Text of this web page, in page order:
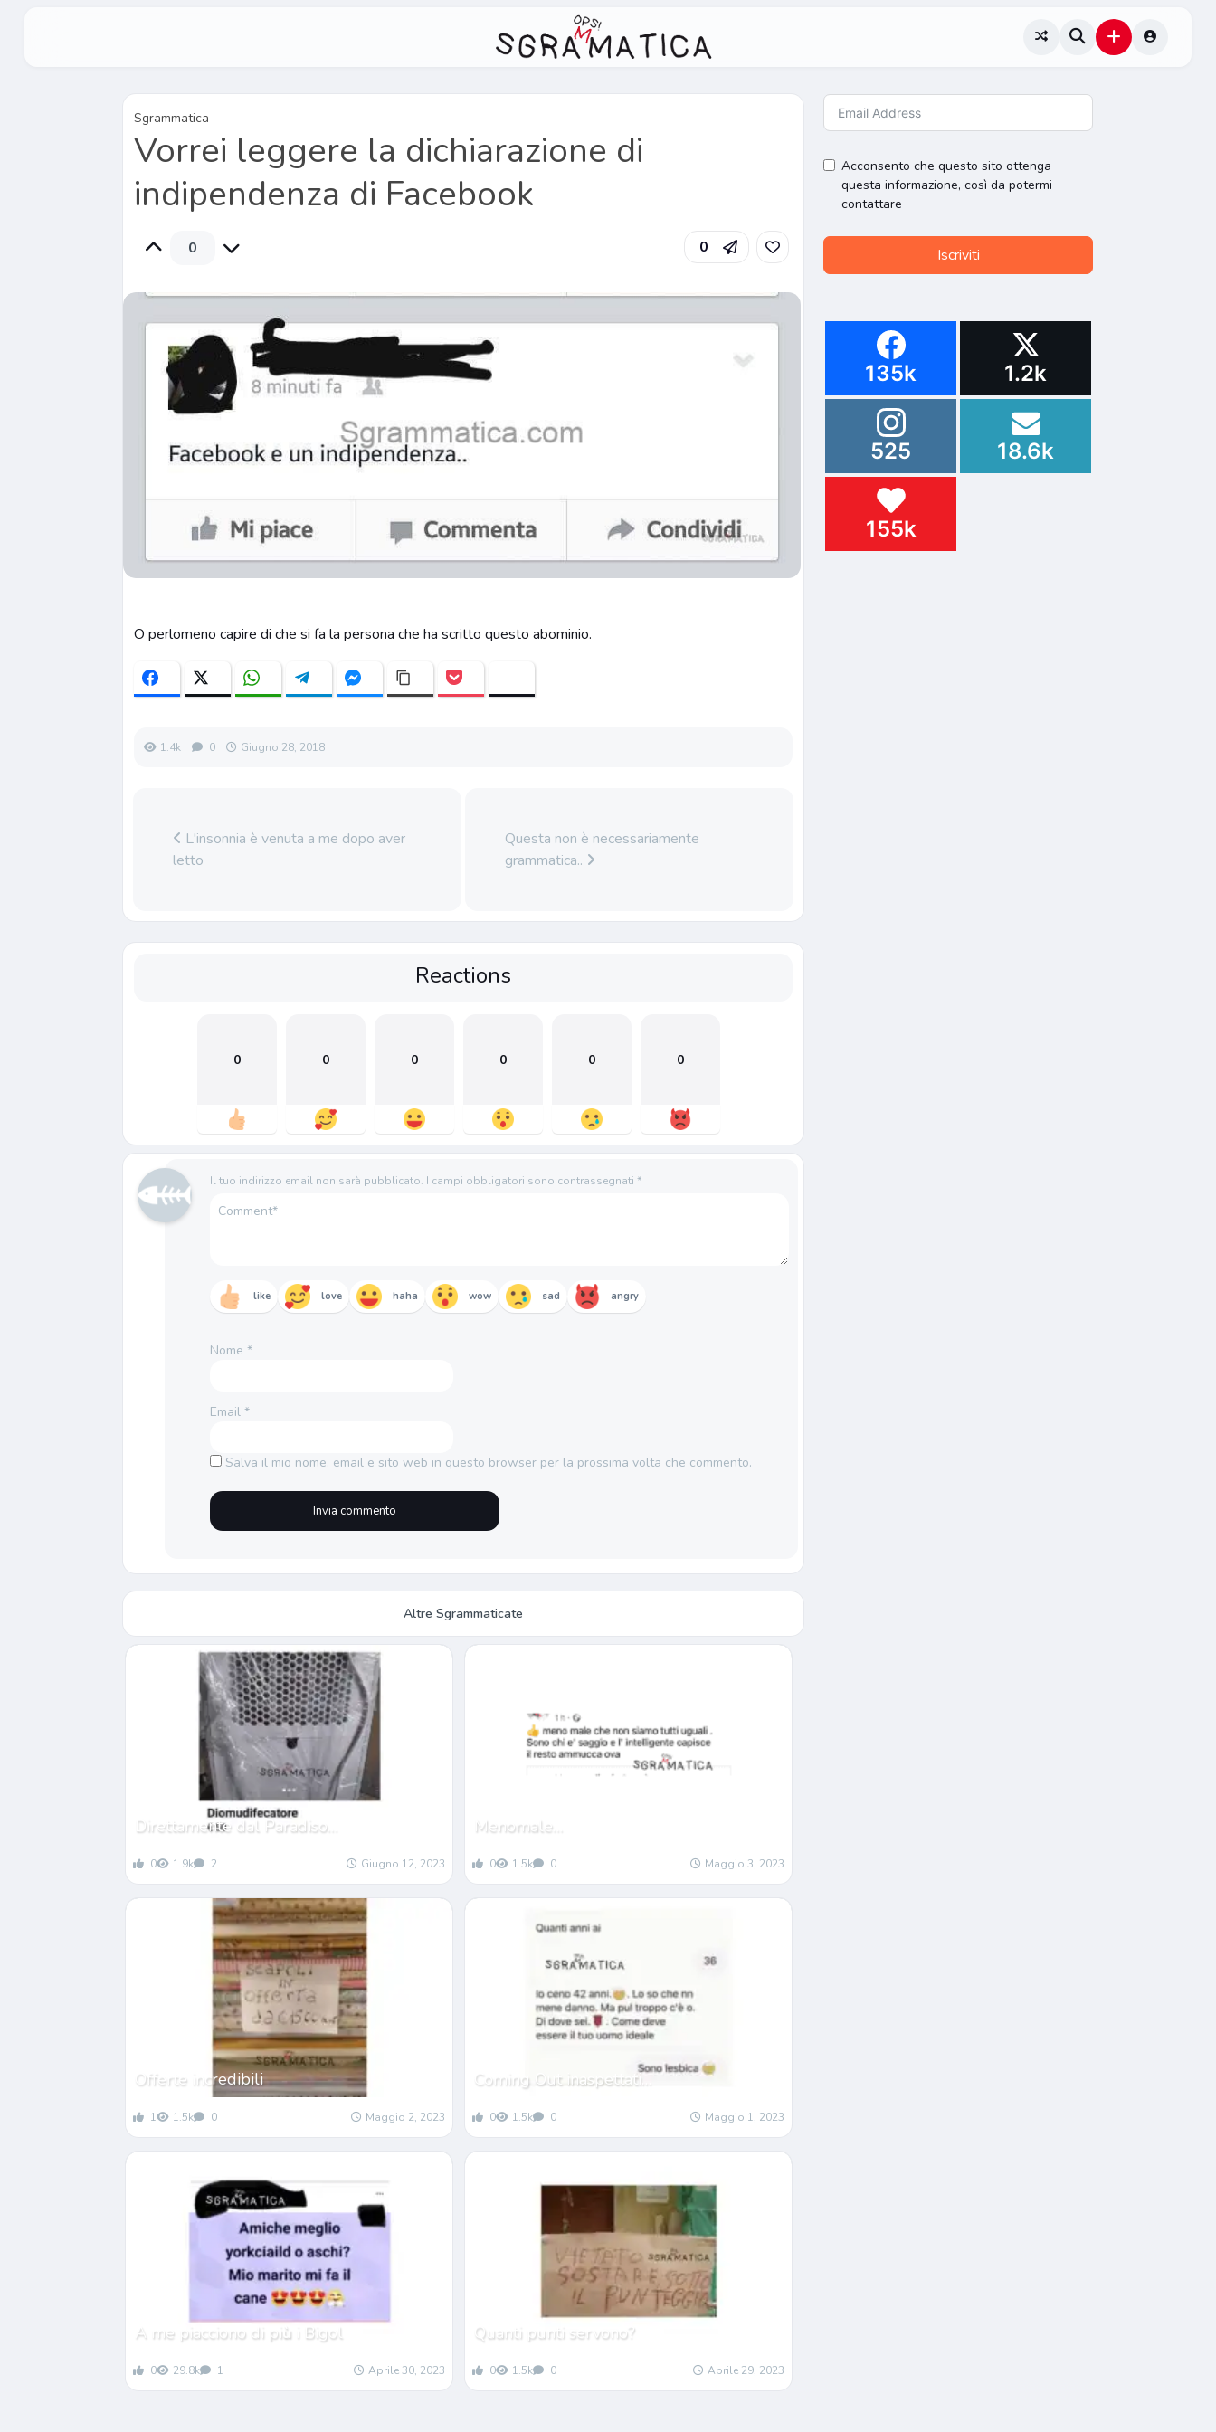
Sgrammatica
Vorrei leggere la dichiarazione di
indipendenza di Facebook
0 0
O perlomeno capire di che si fa la persona che ha scritto questo abominio.
1.4k 0 Giugno 28, 2018
L'insonnia è venuta a me dopo aver
letto
Questa non è necessariamente
grammatica..
Reactions
0 0 0 0 0 0
Il tuo indirizzo email non sarà pubblicato. I campi obbligatori sono contrassegnati*
like love haha wow sad angry
Nome*
Email*
Salva il mio nome, email e sito web in questo browser per la prossima volta che commento.
Altre Sgrammaticate
Direttamente dal Paradiso…
0 1.9k 2 Giugno 12, 2023
Menomale…
0 1.5k 0 Maggio 3, 2023
Offerte incredibili
1 1.5k 0 Maggio 2, 2023
Coming Out inaspettati…
0 1.5k 0 Maggio 1, 2023
A me piacciono di più i Bigol
0 29.8k 1 Aprile 30, 2023
Quanti punti servono?
0 1.5k 0 Aprile 29, 2023
Acconsento che questo sito ottenga
questa informazione, così da potermi
contattare
Iscriviti
135k 1.2k
525 18.6k
155k